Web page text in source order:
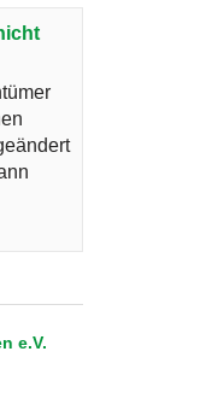
e.V.